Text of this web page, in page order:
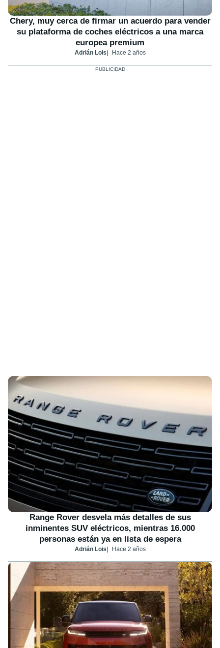
Chery, muy cerca de firmar un acuerdo para vender
su plataforma de coches eléctricos a una marca
europea premium
Adrián Lois Hace 2 años
Range Rover desvela más detalles de sus
inminentes SUV eléctricos, mientras 16.000
personas están ya en lista de espera
Adrián Lois Hace 2 años